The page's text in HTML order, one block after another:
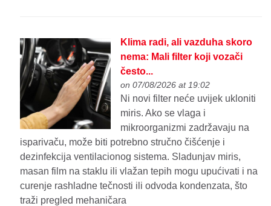
Klima radi, ali vazduha skoro
nema: Mali filter koji vozači
često...
on 07/08/2026 at 19:02
Ni novi filter neće uvijek ukloniti
miris. Ako se vlaga i
mikroorganizmi zadržavaju na
isparivaču, može biti potrebno stručno čišćenje i
dezinfekcija ventilacionog sistema. Sladunjav miris,
masan film na staklu ili vlažan tepih mogu upućivati i na
curenje rashladne tečnosti ili odvoda kondenzata, što
traži pregled mehaničara